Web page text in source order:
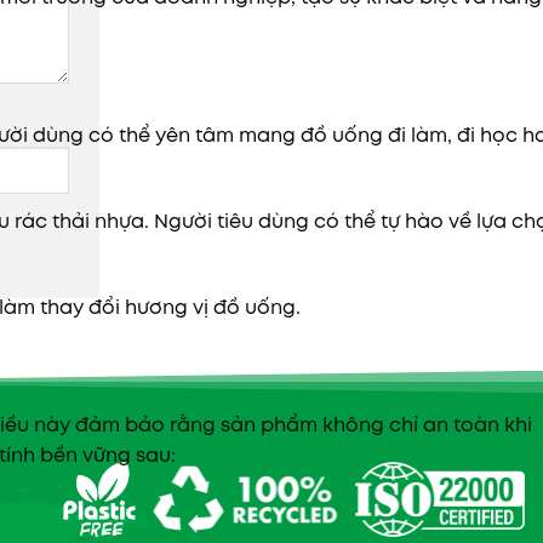
dùng có thể yên tâm mang đồ uống đi làm, đi học
thải nhựa. Người tiêu dùng có thể tự hào về lựa
thay đổi hương vị đồ uống.
này đảm bảo rằng sản phẩm không chỉ an toàn khi
bền vững sau: